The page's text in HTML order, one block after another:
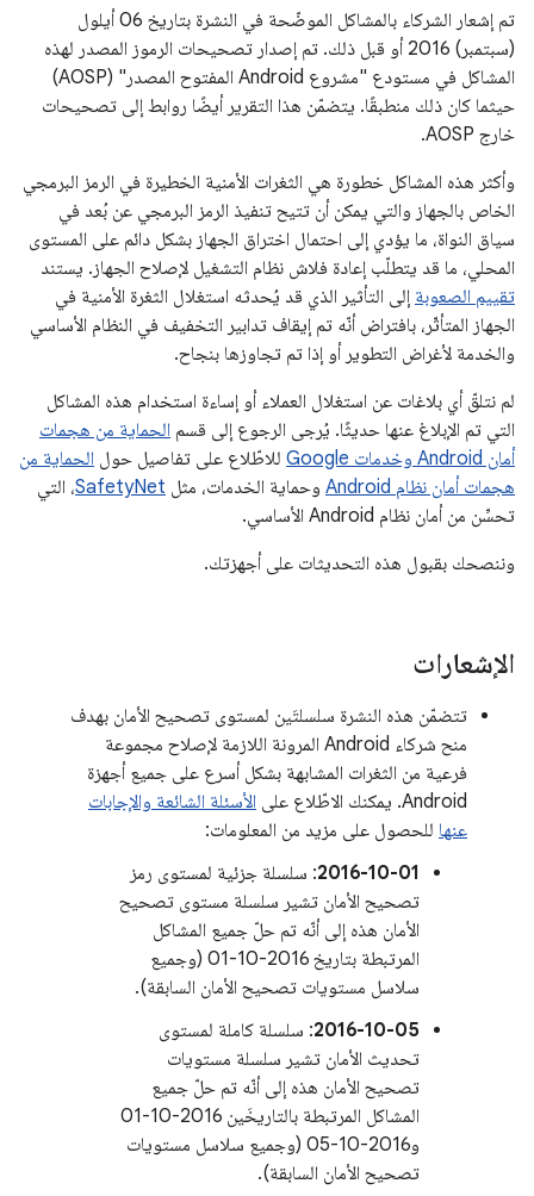
تم إشعار الشركاء بالمشاكل الموضّحة في النشرة بتاريخ 06 أيلول
(سبتمبر) 2016 أو قبل ذلك. تم إصدار تصحيحات الرموز المصدر لهذه
المشاكل في مستودع "مشروع Android المفتوح المصدر" (AOSP)
حيثما كان ذلك منطبقًا. يتضمّن هذا التقرير أيضًا روابط إلى تصحيحات
خارج AOSP.
وأكثر هذه المشاكل خطورة هي الثغرات الأمنية الخطيرة في الرمز البرمجي
الخاص بالجهاز والتي يمكن أن تتيح تنفيذ الرمز البرمجي عن بُعد في
سياق النواة، ما يؤدي إلى احتمال اختراق الجهاز بشكل دائم على المستوى
المحلي، ما قد يتطلّب إعادة فلاش نظام التشغيل لإصلاح الجهاز. يستند
تقييم الصعوبة إلى التأثير الذي قد يُحدثه استغلال الثغرة الأمنية في
الجهاز المتأثّر، بافتراض أنّه تم إيقاف تدابير التخفيف في النظام الأساسي
والخدمة لأغراض التطوير أو إذا تم تجاوزها بنجاح.
لم نتلقّ أي بلاغات عن استغلال العملاء أو إساءة استخدام هذه المشاكل
التي تم الإبلاغ عنها حديثًا. يُرجى الرجوع إلى قسم الحماية من هجمات
أمان Android وخدمات Google
للاطّلاع على تفاصيل حول الحماية من
هجمات أمان نظام Android
وحماية الخدمات، مثل SafetyNet، التي
تحسِّن من أمان نظام Android الأساسي.
وننصحك بقبول هذه التحديثات على أجهزتك.
الإشعارات
تتضمّن هذه النشرة سلسلتَين لمستوى تصحيح الأمان بهدف
منح شركاء Android المرونة اللازمة لإصلاح مجموعة
فرعية من الثغرات المشابهة بشكل أسرع على جميع أجهزة
Android. يمكنك الاطّلاع على
الأسئلة الشائعة والإجابات
عنها للحصول على مزيد من المعلومات:
‎2016-10-01: سلسلة جزئية لمستوى رمز
تصحيح الأمان تشير سلسلة مستوى تصحيح
الأمان هذه إلى أنّه تم حلّ جميع المشاكل
المرتبطة بتاريخ ‎01-10-2016 (وجميع
سلاسل مستويات تصحيح الأمان السابقة).
‎2016-10-05: سلسلة كاملة لمستوى
تحديث الأمان تشير سلسلة مستويات
تصحيح الأمان هذه إلى أنّه تم حلّ جميع
المشاكل المرتبطة بالتاريخَين ‎01-10-2016
و‎05-10-2016 (وجميع سلاسل مستويات
تصحيح الأمان السابقة).